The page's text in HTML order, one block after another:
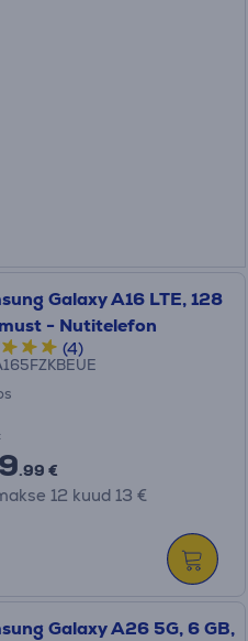
Galaxy A16 LTE, 128
- Nutitelefon
(4)
.99 €
12 kuud 13 €
Galaxy A26 5G, 6 GB,